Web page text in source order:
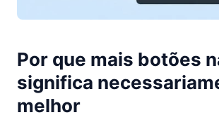
Por que mais botões
significa
melhor